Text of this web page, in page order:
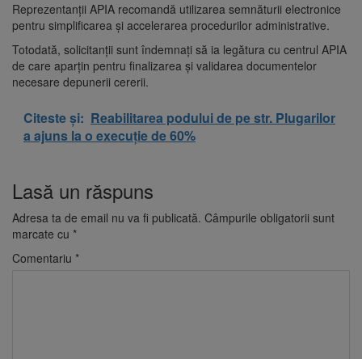
Reprezentanții APIA recomandă utilizarea semnăturii electronice
pentru simplificarea și accelerarea procedurilor administrative.
Totodată, solicitanții sunt îndemnați să ia legătura cu centrul APIA
de care aparțin pentru finalizarea și validarea documentelor
necesare depunerii cererii.
Citeste și: Reabilitarea podului de pe str. Plugarilor
a ajuns la o execuție de 60%
Lasă un răspuns
Adresa ta de email nu va fi publicată. Câmpurile obligatorii sunt
marcate cu *
Comentariu *